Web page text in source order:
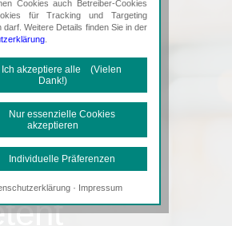
Cookies auch Betreiber-Cookies
für Tracking und Targeting
darf. Weitere Details finden Sie in der
akzeptiere alle (Vielen
Dank!)
essenzielle Cookies
akzeptieren
Präferenzen
Cookies
Cookies sind erforderlich, um die
· Impressum